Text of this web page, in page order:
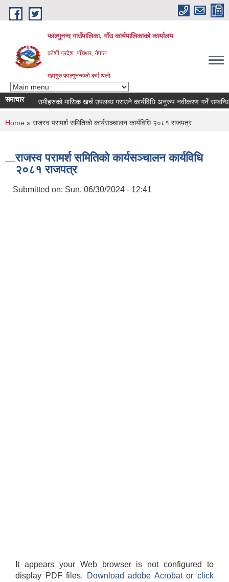
Skip to main content
फाल्गुनन्द गाउँपालिका, गाँउ कार्यपालिकाको कार्यालय
कोशी प्रदेश ,पाँचथर, नेपाल
महागुरु फाल्गुनन्दको कर्म थलो
समाचार
रोगका विरामीहरुको मासिक खर्च उपलब्ध गराउने कार्यविधि अनुरुप नवीकरण गर्ने सम्बन्धि
You are here
Home » राजस्व परामर्श समितिको कार्यसञ्चालन कार्यविधि २०८१ राजपत्र
राजस्व परामर्श समितिको कार्यसञ्चालन कार्यविधि
२०८१ राजपत्र
Submitted on: Sun, 06/30/2024 - 12:41
It appears your Web browser is not configured to
display PDF files.
Download adobe Acrobatorclick